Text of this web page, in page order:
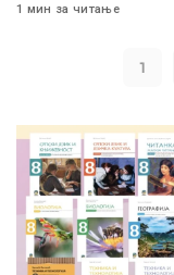
1 мин за читање
1